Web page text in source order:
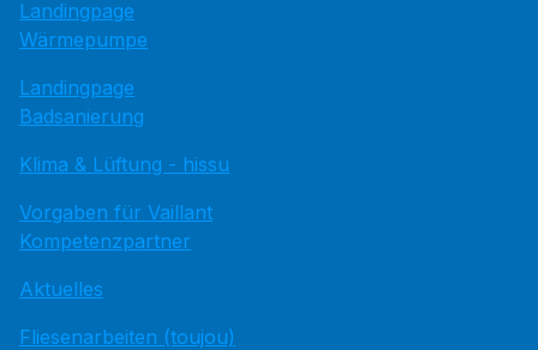
Landingpage
Wärmepumpe
Landingpage
Badsanierung
Klima & Lüftung - hissu
Vorgaben für Vaillant
Kompetenzpartner
Aktuelles
Fliesenarbeiten (toujou)